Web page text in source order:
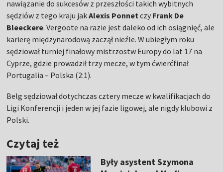
nawiązanie do sukcesów z przeszłości takich wybitnych
sędziów z tego kraju jakAlexis Ponnetczy Frank De
Bleeckere. Vergoote na razie jest daleko od ich osiągnięć, ale
karierę międzynarodową zaczął nieźle. W ubiegłym roku
sędziował turniej finałowy mistrzostw Europy do lat 17 na
Cyprze, gdzie prowadził trzy mecze, w tym ćwierćfinał
Portugalia – Polska (2:1).
Belg sędziował dotychczas cztery mecze w kwalifikacjach do
Ligi Konferencji i jeden w jej fazie ligowej, ale nigdy klubowi z
Polski.
Czytaj też
Były asystent Szymona